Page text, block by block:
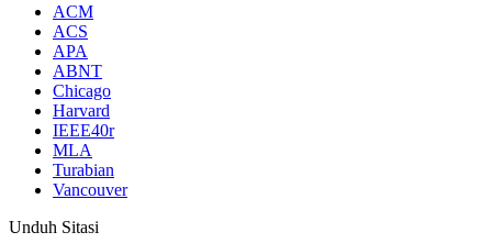
ACM
ACS
APA
ABNT
Chicago
Harvard
IEEE40r
MLA
Turabian
Vancouver
Unduh Sitasi